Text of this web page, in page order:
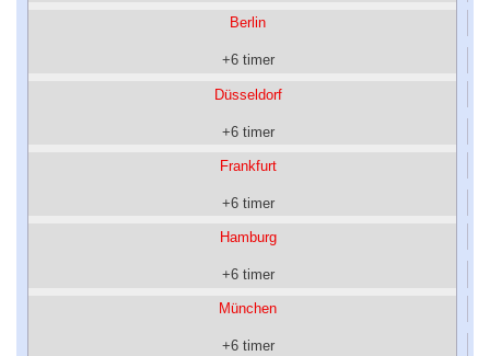
Berlin
+6 timer
Düsseldorf
+6 timer
Frankfurt
+6 timer
Hamburg
+6 timer
München
+6 timer